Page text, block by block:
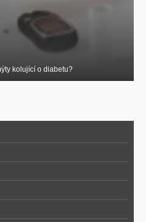
kolující o diabetu?